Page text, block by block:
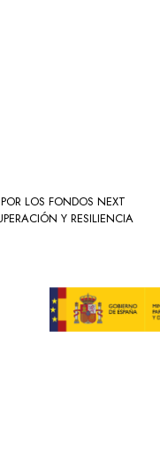
LOS FONDOS NEXT
Y RESILIENCIA